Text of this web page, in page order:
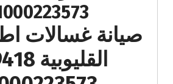
صيانة غسالات